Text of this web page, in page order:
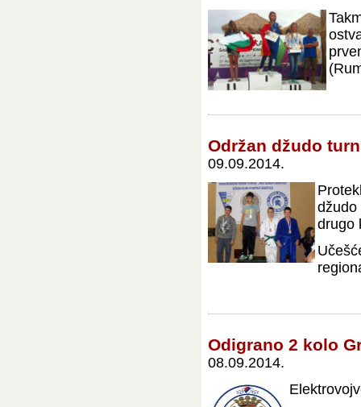
Održan džudo
09.09.2014.
drugo
Odigrano 2 kolo
08.09.2014.